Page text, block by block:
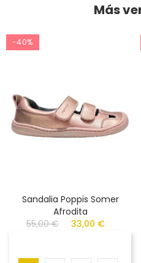
Más
-40%
Sandalia Poppis Somer
Afrodita
55,00 €
33,00 €